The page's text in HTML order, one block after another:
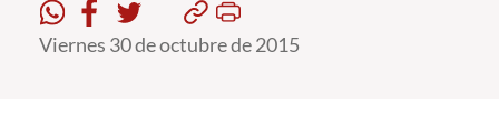
Viernes 30 de octubre de 2015